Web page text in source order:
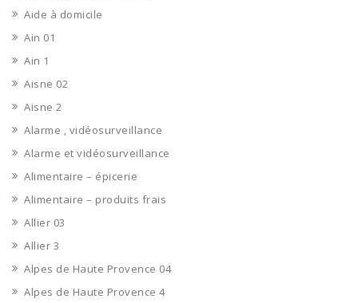
Aide à domicile
Ain 01
Ain 1
Aisne 02
Aisne 2
Alarme , vidéosurveillance
Alarme et vidéosurveillance
Alimentaire – épicerie
Alimentaire – produits frais
Allier 03
Allier 3
Alpes de Haute Provence 04
Alpes de Haute Provence 4